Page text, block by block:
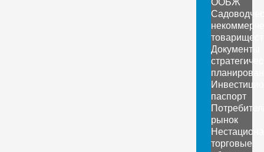
Документы
паспорт
рынок
торговые